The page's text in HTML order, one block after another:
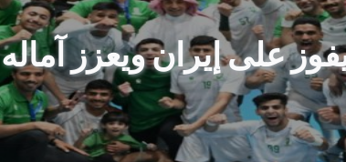
على إيران ويعزز